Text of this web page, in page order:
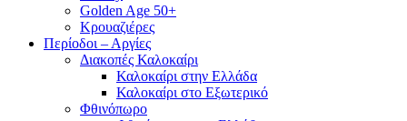
Golden Age 50+
Κρουαζιέρες
Περίοδοι – Αργίες
Διακοπές Καλοκαίρι
Καλοκαίρι στην Ελλάδα
Καλοκαίρι στο Εξωτερικό
Φθινόπωρο